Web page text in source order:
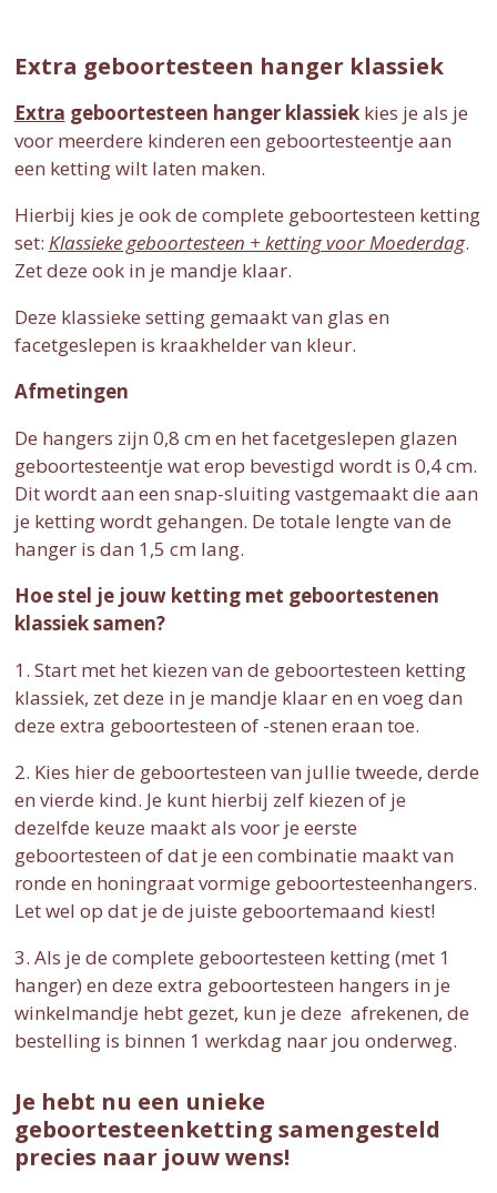
Extra geboortesteen hanger klassiek
Extra geboortesteen hanger klassiekkies je als je
voor meerdere kinderen een geboortesteentje aan
een ketting wilt laten maken.
Hierbij kies je ook de complete geboortesteen ketting
set: Klassieke geboortesteen + ketting voor Moederdag.
Zet deze ook in je mandje klaar.
Deze klassieke setting gemaakt van glas en
facetgeslepen is kraakhelder van kleur.
Afmetingen
De hangers zijn 0,8 cm en het facetgeslepen glazen
geboortesteentje wat erop bevestigd wordt is 0,4 cm.
Dit wordt aan een snap-sluiting vastgemaakt die aan
je ketting wordt gehangen. De totale lengte van de
hanger is dan 1,5 cm lang.
Hoe stel je jouw ketting met geboortestenen
klassiek samen?
1. Start met het kiezen van de geboortesteen ketting
klassiek, zet deze in je mandje klaar en en voeg dan
deze extra geboortesteen of -stenen eraan toe.
2. Kies hier de geboortesteen van jullie tweede, derde
en vierde kind. Je kunt hierbij zelf kiezen of je
dezelfde keuze maakt als voor je eerste
geboortesteen of dat je een combinatie maakt van
ronde en honingraat vormige geboortesteenhangers.
Let wel op dat je de juiste geboortemaand kiest!
3. Als je de complete geboortesteen ketting (met 1
hanger) en deze extra geboortesteen hangers in je
winkelmandje hebt gezet, kun je deze afrekenen, de
bestelling is binnen 1 werkdag naar jou onderweg.
Je hebt nu een unieke
geboortesteenketting samengesteld
precies naar jouw wens!